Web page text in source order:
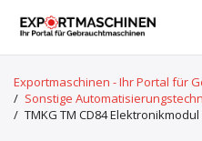
Exportmaschinen - Ihr Portal für
/ Sonstige
/ TMKG TM CD84 Elektronikmodul